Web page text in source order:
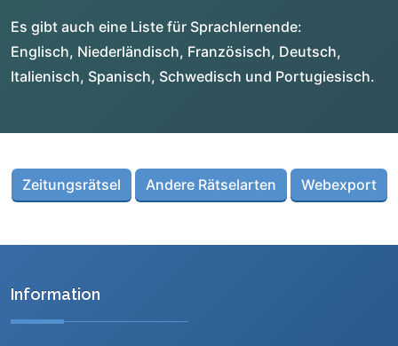
Es gibt auch eine Liste für Sprachlernende:
Englisch, Niederländisch, Französisch, Deutsch,
Italienisch, Spanisch, Schwedisch und Portugiesisch.
Zeitungsrätsel Andere Rätselarten Webexport
Information